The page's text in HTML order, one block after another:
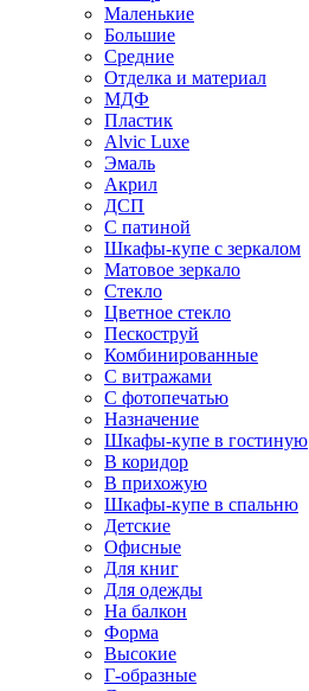
Маленькие
Большие
Средние
Отделка и материал
МДФ
Пластик
Alvic Luxe
Эмаль
Акрил
ДСП
С патиной
Шкафы-купе с зеркалом
Матовое зеркало
Стекло
Цветное стекло
Пескоструй
Комбинированные
С витражами
С фотопечатью
Назначение
Шкафы-купе в гостиную
В коридор
В прихожую
Шкафы-купе в спальню
Детские
Офисные
Для книг
Для одежды
На балкон
Форма
Высокие
Г-образные